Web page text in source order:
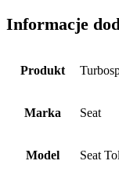
Informacje
Produkt
Marka Seat
Model Seat